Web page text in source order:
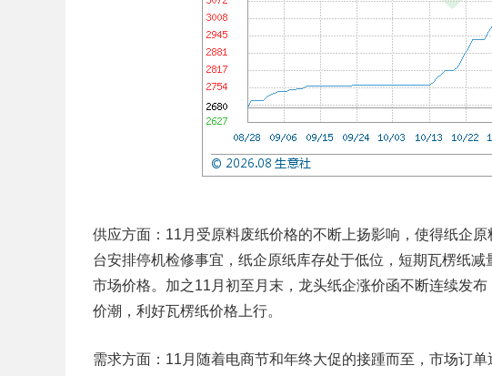
供应方面： 11月受原料废纸价格的不断上扬影响，使得纸企
台安排停机检修事宜，纸企原纸库存处于低位，短期瓦楞纸
市场价格。加之11月初至月末，龙头纸企涨价函不断连续发
价潮，利好瓦楞纸价格上行。
需求方面： 11月随着电商节和年终大促的接踵而至，市场订